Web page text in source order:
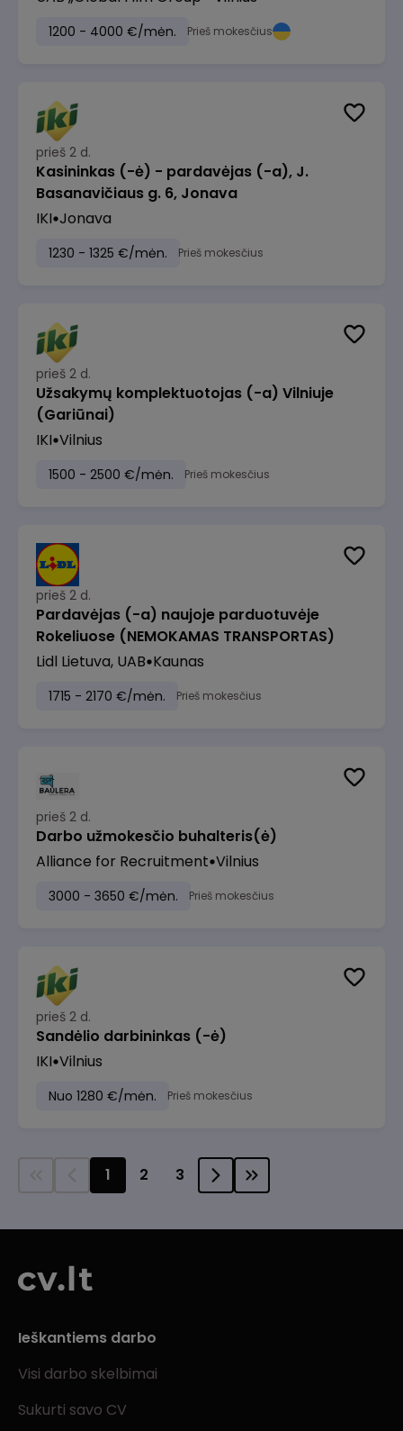
1200 - 4000 €/mėn. Prieš mokesčius
prieš 2 d.
Kasininkas (-ė) - pardavėjas (-a), J.
Basanavičiaus g. 6, Jonava
IKI Jonava
1230 - 1325 €/mėn. Prieš mokesčius
prieš 2 d.
Užsakymų komplektuotojas (-a) Vilniuje
(Gariūnai)
IKI Vilnius
1500 - 2500 €/mėn. Prieš mokesčius
prieš 2 d.
Pardavėjas (-a) naujoje parduotuvėje
Rokeliuose (NEMOKAMAS TRANSPORTAS)
Lidl Lietuva, UAB Kaunas
1715 - 2170 €/mėn. Prieš mokesčius
prieš 2 d.
Darbo užmokesčio buhalteris(ė)
Alliance for Recruitment Vilnius
3000 - 3650 €/mėn. Prieš mokesčius
prieš 2 d.
Sandėlio darbininkas (-ė)
IKI Vilnius
Nuo 1280 €/mėn. Prieš mokesčius
1 2 3
Ieškantiems darbo
Visi darbo skelbimai
Sukurti savo CV